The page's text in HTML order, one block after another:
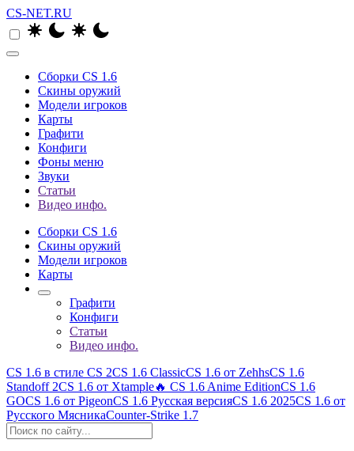
CS-NET.RU
Сборки CS 1.6
Скины оружий
Модели игроков
Карты
Графити
Конфиги
Фоны меню
Звуки
Статьи
Видео инфо.
Сборки CS 1.6
Скины оружий
Модели игроков
Карты
Графити
Конфиги
Статьи
Видео инфо.
CS 1.6 в стиле CS 2CS 1.6 ClassicCS 1.6 от ZehhsCS 1.6
Standoff 2CS 1.6 от Xtample🔥 CS 1.6 Anime EditionCS 1.6
GOCS 1.6 от PigeonCS 1.6 Русская версияCS 1.6 2025CS 1.6 от
Русского МясникаCounter-Strike 1.7